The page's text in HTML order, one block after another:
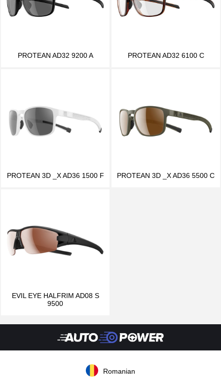
PROTEAN AD32 9200 A PROTEAN AD32 6100 C
PROTEAN 3D _X AD36 1500 F PROTEAN 3D _X AD36 5500 C
EVIL EYE HALFRIM AD08 S
9500
Romanian